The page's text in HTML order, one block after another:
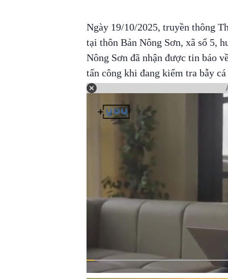
Ngày 19/10/2025, truyền thông
tại thôn Bản Nông Sơn, xã số 5,
Nông Sơn đã nhận được tin báo
tấn công khi đang kiểm tra bẫy